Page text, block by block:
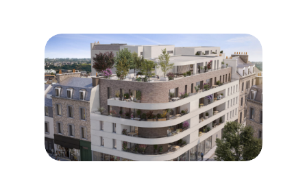
Rue Sœur Joséphine
35270 COMBOUR
Rue Sœur Joséphine
35270 COMBOURG